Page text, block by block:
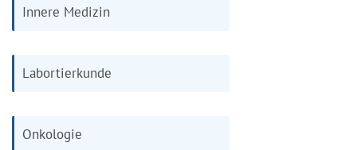
Innere Medizin
Labortierkunde
Onkologie